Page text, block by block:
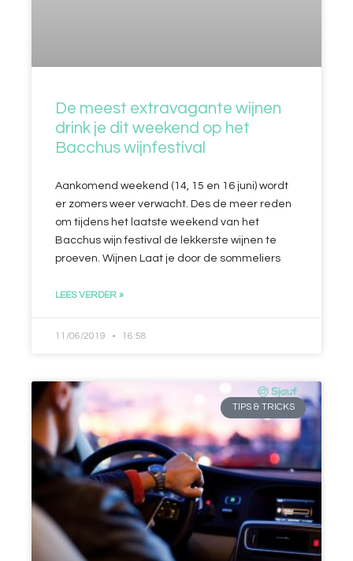
De meest extravagante wijnen
drink je dit weekend op het
Bacchus wijnfestival
Aankomend weekend (14, 15 en 16 juni) wordt
er zomers weer verwacht. Des de meer reden
om tijdens het laatste weekend van het
Bacchus wijn festival de lekkerste wijnen te
proeven. Wijnen Laat je door de sommeliers
LEES VERDER »
11/06/2019 16:58
TIPS & TRICKS